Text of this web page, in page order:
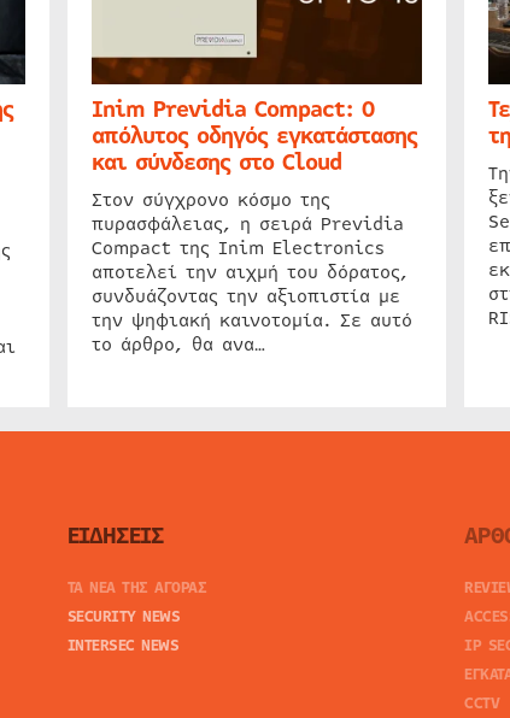
Inim Previdia Compact: Ο
απόλυτος οδηγός εγκατάστασης
και σύνδεσης στο Cloud
Στον σύγχρονο κόσμο της
πυρασφάλειας, η σειρά Previdia
Compact της Inim Electronics
αποτελεί την αιχμή του δόρατος,
συνδυάζοντας την αξιοπιστία με
την ψηφιακή καινοτομία. Σε αυτό
το άρθρο, θα ανα…
ΕΙΔΗΣΕΙΣ
ΤΑ ΝΕΑ ΤΗΣ ΑΓΟΡΑΣ
SECURITY NEWS
INTERSEC NEWS
IP
CCTV